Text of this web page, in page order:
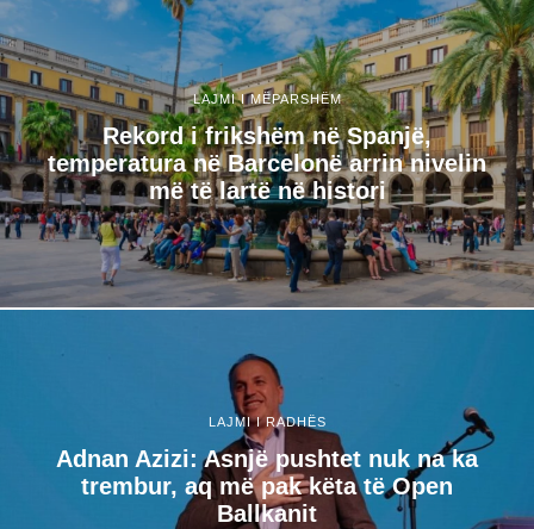
LAJMI I MËPARSHËM
Rekord i frikshëm në Spanjë,
temperatura në Barcelonë arrin nivelin
më të lartë në histori
LAJMI I RADHËS
Adnan Azizi: Asnjë pushtet nuk na ka
trembur, aq më pak këta të Open
Ballkanit